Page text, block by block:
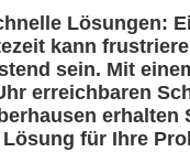
Lösungen:
kann
sein. Mit
erreichbaren
erhalten
für Ihre